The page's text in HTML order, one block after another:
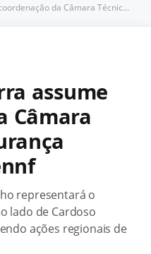
Técnica de Segurança Pública do Cidennf
assume
Câmara
representará o
lado de Cardoso
ações regionais de